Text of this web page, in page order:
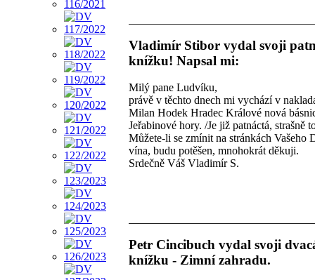
Vladimír Stibor vydal svoji
knížku! Napsal mi:
Milý pane Ludvíku,
právě v těchto dnech mi vychází v
Milan Hodek Hradec Králové nová
Jeřabinové hory. /Je již patnáctá, strašně
Můžete-li se zmínit na stránkách Vašeho
vína, budu potěšen, mnohokrát děkuji.
Srdečně Váš Vladimír S.
Petr Cincibuch vydal svoji
knížku - Zimní zahradu.